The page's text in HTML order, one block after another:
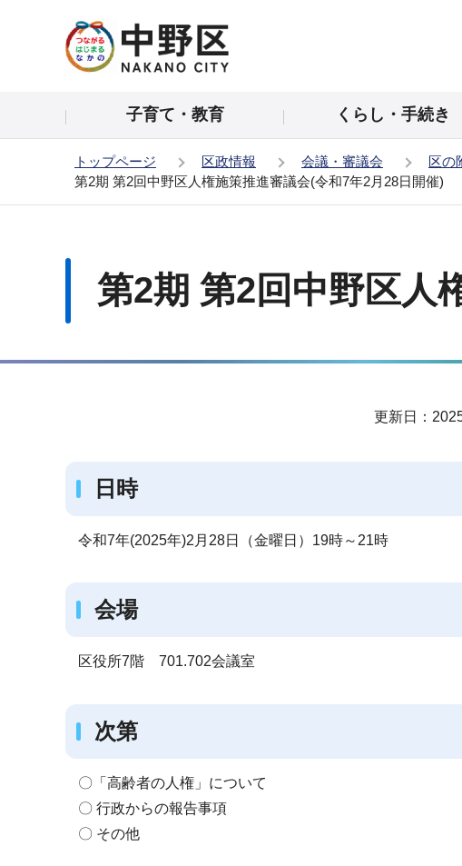
の
子育て・教育 くらし・手続き
トップページ 区政情報 会議・審議会 区の
第2期 第2回中野区人権施策推進審議会(令和7年2月28日開催)
第2期 第2回中野区人
更新日：
日時
令和7年(2025年)2月28日（金曜日）19時～21時
会場
区役所7階 701.702会議室
次第
〇「高齢者の人権」について
〇 行政からの報告事項
〇 その他
ー
ン
こ